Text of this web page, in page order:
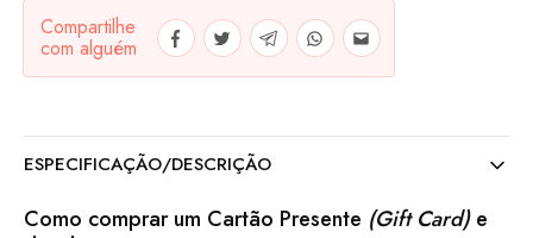
Compartilhe
com alguém
ESPECIFICAÇÃO/DESCRIÇÃO
Como comprarum Cartão Presente (Gift Card)e